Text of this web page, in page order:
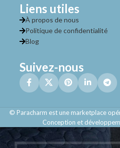
Liens utiles
À propos de nous
Politique de confidentialité
Blog
Suivez-nous
© Paracharm est une marketplace
Conception et